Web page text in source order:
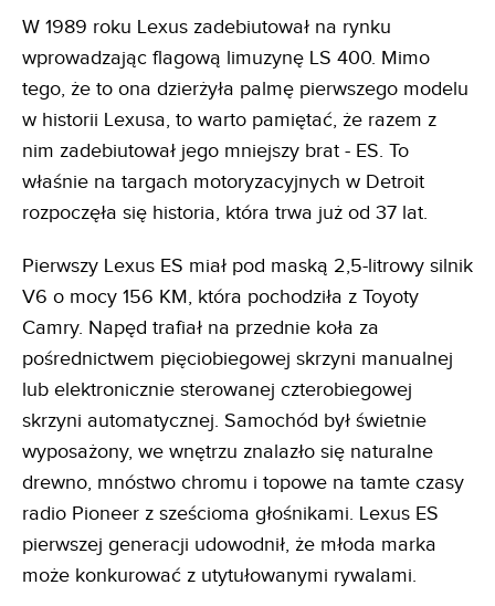
W 1989 roku Lexus zadebiutował na rynku
wprowadzając flagową limuzynę LS 400. Mimo
tego, że to ona dzierżyła palmę pierwszego modelu
w historii Lexusa, to warto pamiętać, że razem z
nim zadebiutował jego mniejszy brat - ES. To
właśnie na targach motoryzacyjnych w Detroit
rozpoczęła się historia, która trwa już od 37 lat.
Pierwszy Lexus ES miał pod maską 2,5-litrowy silnik
V6 o mocy 156 KM, która pochodziła z Toyoty
Camry. Napęd trafiał na przednie koła za
pośrednictwem pięciobiegowej skrzyni manualnej
lub elektronicznie sterowanej czterobiegowej
skrzyni automatycznej. Samochód był świetnie
wyposażony, we wnętrzu znalazło się naturalne
drewno, mnóstwo chromu i topowe na tamte czasy
radio Pioneer z sześcioma głośnikami. Lexus ES
pierwszej generacji udowodnił, że młoda marka
może konkurować z utytułowanymi rywalami.